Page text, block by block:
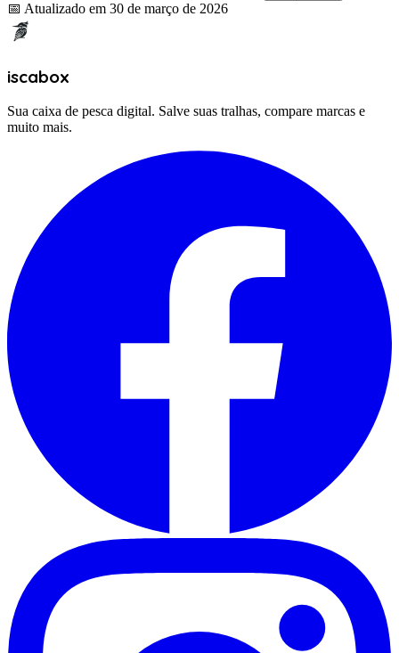
📅 Atualizado em 30 de março de 2026
iscabox
Sua caixa de pesca digital. Salve suas tralhas, compare marcas e
muito mais.